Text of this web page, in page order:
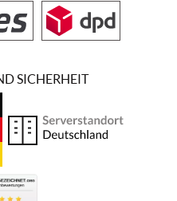
SICHERHEIT